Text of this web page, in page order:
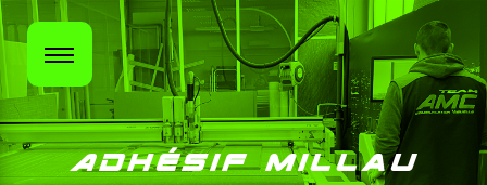
Adhésif Millau
Panneau de gestion des cookies